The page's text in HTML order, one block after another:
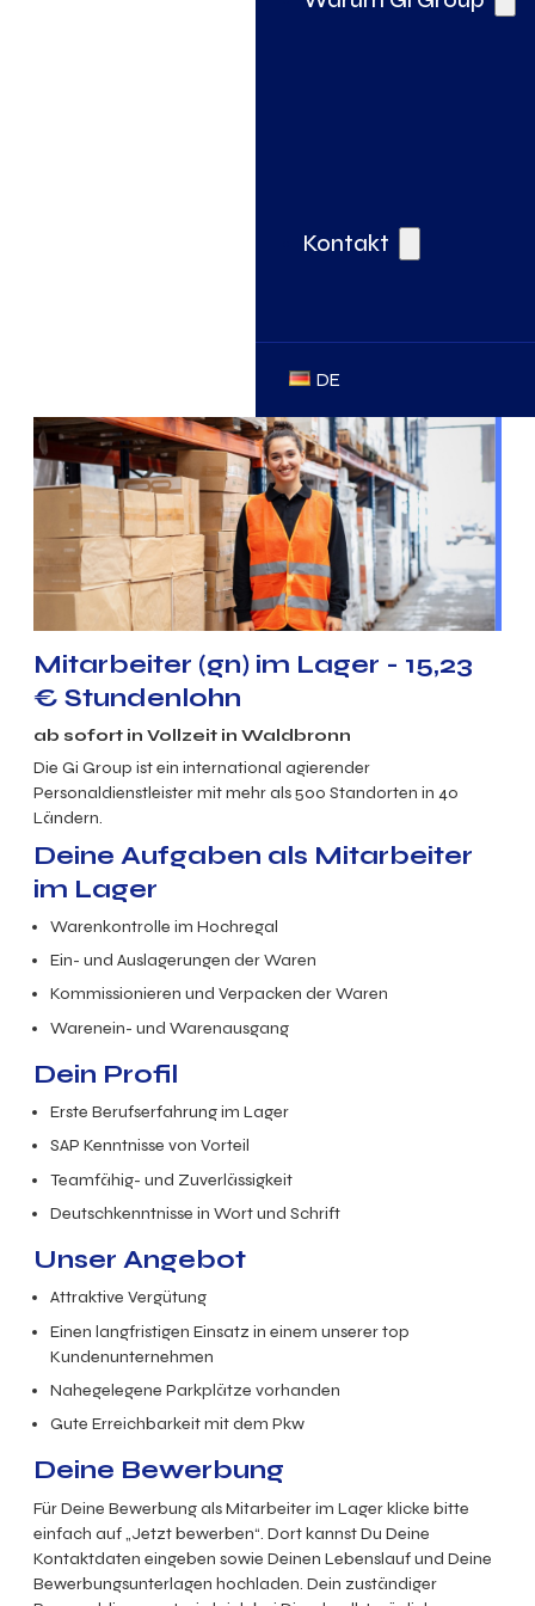
Kontakt
DE
Mitarbeiter (gn) im Lager - 15,23
€ Stundenlohn
ab sofort in Vollzeit in Waldbronn
Die Gi Group ist ein international agierender
Personaldienstleister mit mehr als 500 Standorten in 40
Ländern.
Deine Aufgaben als Mitarbeiter
im Lager
Warenkontrolle im Hochregal
Ein- und Auslagerungen der Waren
Kommissionieren und Verpacken der Waren
Warenein- und Warenausgang
Dein Profil
Erste Berufserfahrung im Lager
SAP Kenntnisse von Vorteil
Teamfähig- und Zuverlässigkeit
Deutschkenntnisse in Wort und Schrift
Unser Angebot
Attraktive Vergütung
Einen langfristigen Einsatz in einem unserer top
Kundenunternehmen
Nahegelegene Parkplätze vorhanden
Gute Erreichbarkeit mit dem Pkw
Deine Bewerbung
Für Deine Bewerbung als Mitarbeiter im Lager klicke bitte
einfach auf „Jetzt bewerben“. Dort kannst Du Deine
Kontaktdaten eingeben sowie Deinen Lebenslauf und Deine
Bewerbungsunterlagen hochladen. Dein zuständiger